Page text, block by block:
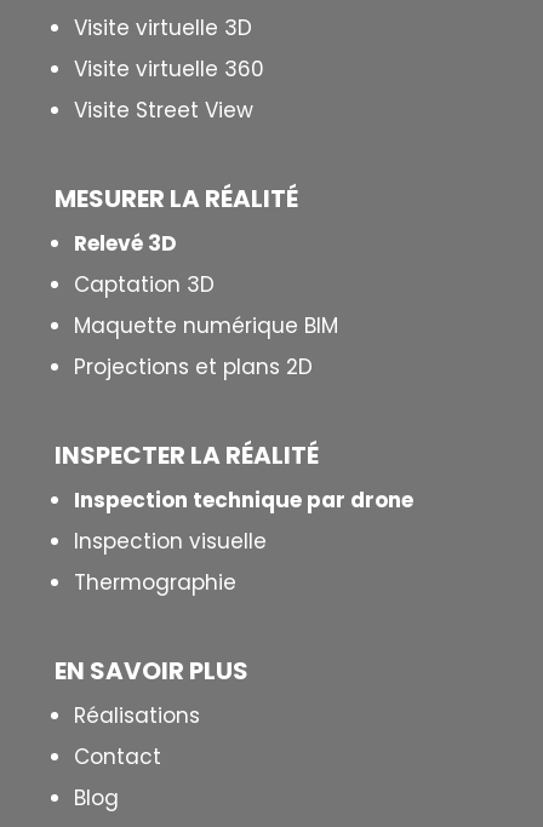
Visite virtuelle 3D
Visite virtuelle 360
Visite Street View
MESURER LARÉALITÉ
Relevé 3D
Captation 3D
Maquette numérique BIM
Projections et plans 2D
INSPECTER LA RÉALITÉ
Inspection technique par drone
Inspection visuelle
Thermographie
EN SAVOIR PLUS
Réalisations
Contact
Blog